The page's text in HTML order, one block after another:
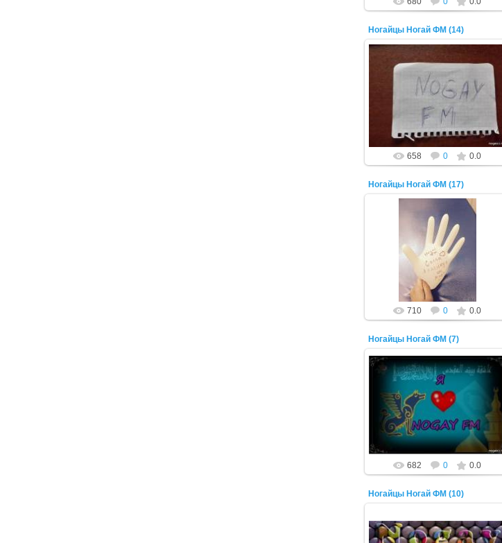
Ногайцы Ногай ФМ (14)
22 Октября 2014
ADMIN
658 0 0.0
Ногайцы Ногай ФМ (17)
22 Октября 2014
ADMIN
710 0 0.0
Ногайцы Ногай ФМ (7)
22 Октября 2014
ADMIN
682 0 0.0
Ногайцы Ногай ФМ (10)